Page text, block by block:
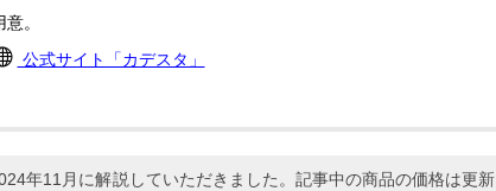
。
公式サイト「カデスタ」
年11月に解説していただきました。記事中の商品の価格は更新